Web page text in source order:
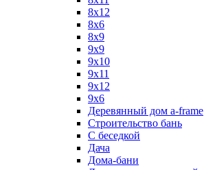
8х12
8х6
8х9
9x9
9х10
9х11
9х12
9х6
Деревянный дом a-frame
Строительство бань
С беседкой
Дача
Дома-бани